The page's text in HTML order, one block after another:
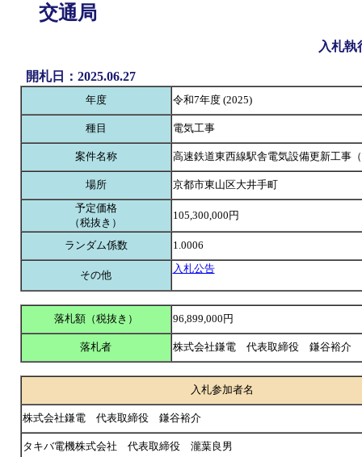
交通局
入札執
開札日：2025.06.27
年度 令和7年度 (2025)
種目 電気工事
案件名称 高速鉄道東西線駅舎電気設備更新工事
場所
京都市東山区大井手町
予定価格
（税抜き）
105,300,000円
ランダム係数 1.0006
その他
入札公告
落札額（税抜き） 96,899,000円
落札者 株式会社鎌電 代表取締役 鎌谷裕介
入札参加者名
株式会社鎌電 代表取締役 鎌谷裕介
タキバ電機株式会社 代表取締役 瀧葉良男